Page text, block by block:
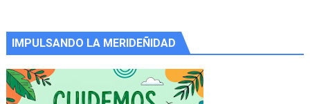
IMPULSANDO LA MERIDEÑIDAD